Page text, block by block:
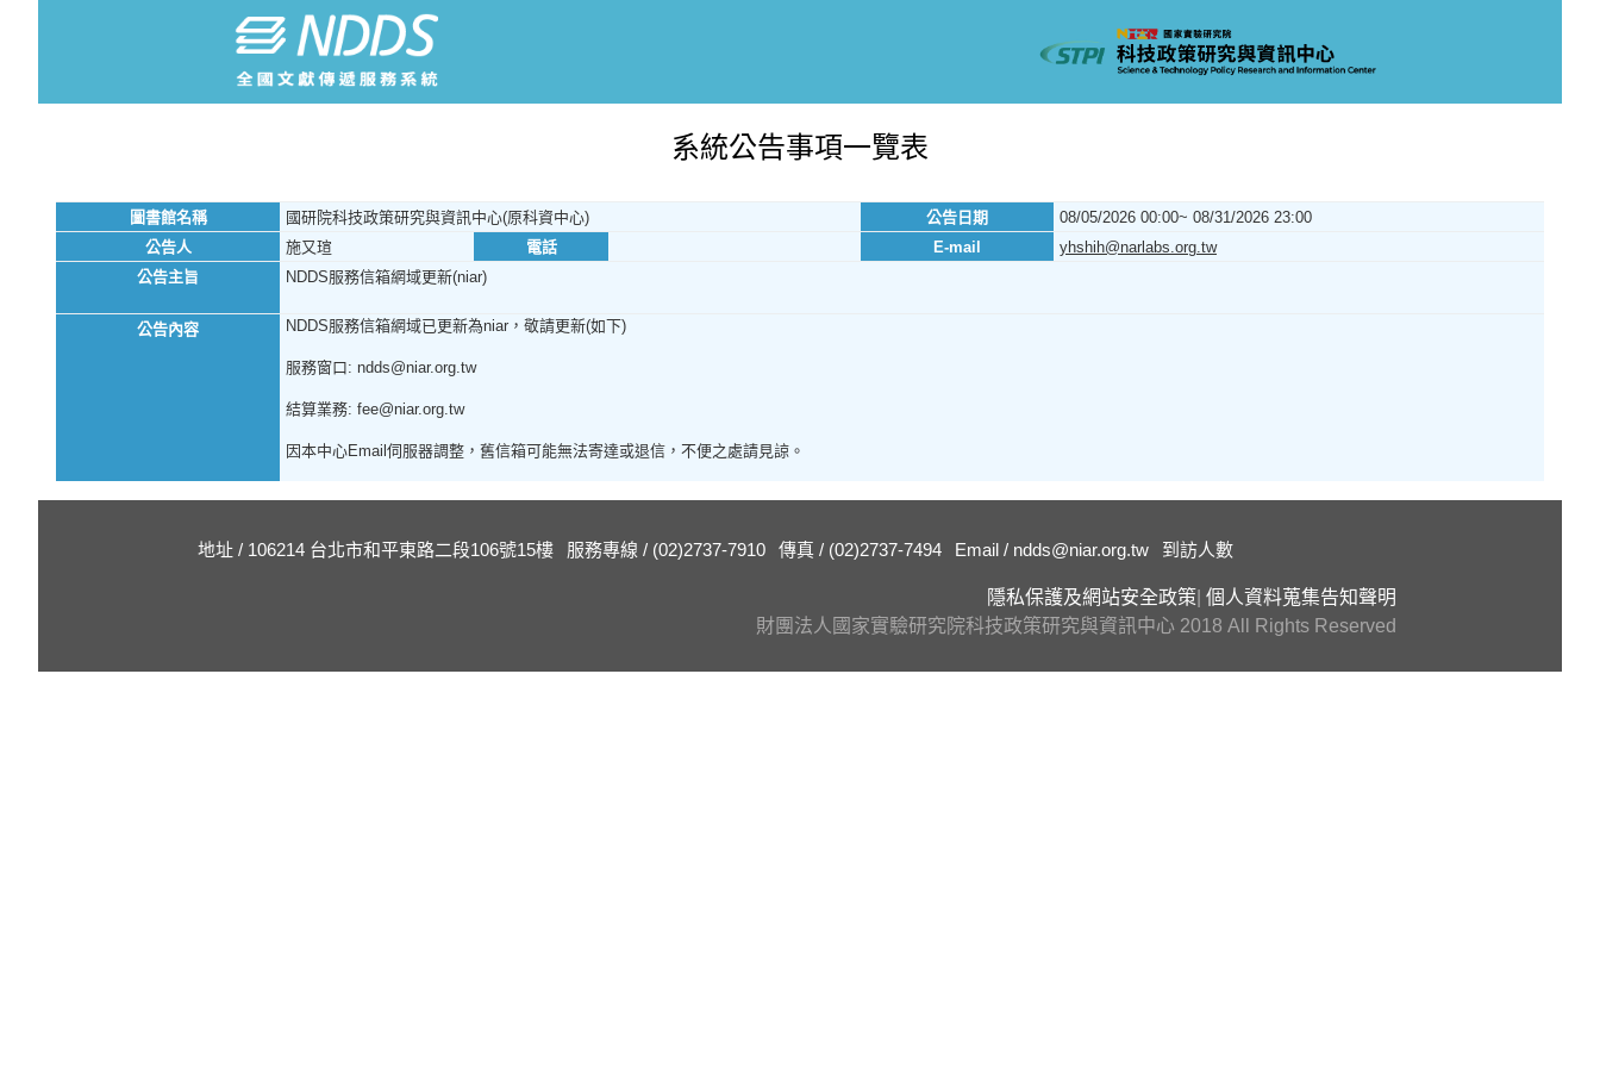
系統公告事項一覽表
圖書館名稱 國研院科技政策研究與資訊中心(原科資中心) 公告日期
08/05/2026 00:00~ 08/31/2026 23:00
公告人
施又瑄 電話 E-mail
yhshih@narlabs.org.tw
公告主旨
NDDS服務信箱網域更新(niar)
公告內容 NDDS服務信箱網域已更新為niar，敬請更新(如下)
服務窗口: ndds@niar.org.tw
結算業務: fee@niar.org.tw
因本中心Email伺服器調整，舊信箱可能無法寄達或退信，不便之處請見諒。
地址 / 106214 台北市和平東路二段106號15樓 服務專線 / (02)2737-7910 傳真 / (02)2737-7494 Email / ndds@niar.org.tw 到訪人數
隱私保護及網站安全政策 個人資料蒐集告知聲明
財團法人國家實驗研究院科技政策研究與資訊中心 2018 All Rights Reserved